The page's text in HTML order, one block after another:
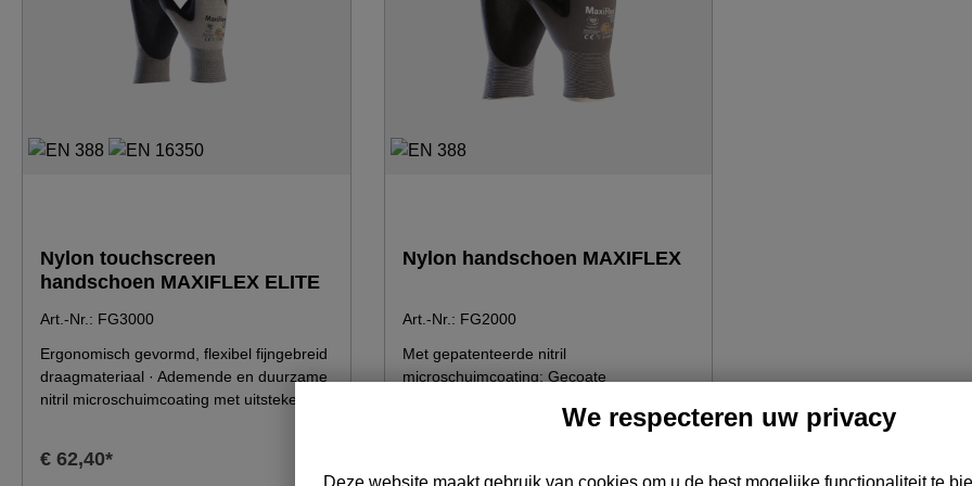
Nylon touchscreen
handschoen MAXIFLEX ELITE
Art.-Nr.: FG3000
Ergonomisch gevormd, flexibel fijngebreid
draagmateriaal · Ademende en duurzame
nitril microschuimcoating met uitstekende
optimaal tastgevoel · Geschikt voor
€ 62,40*
Nylon handschoen MAXIFLEX
Art.-Nr.: FG2000
Met gepatenteerde nitril
microschuimcoating; Gecoate
Rug van hand en vingers vrij · GeschiktWe respecteren uw privacy
Deze website maakt gebruik van cookies om u de best mogelijke functionaliteit te